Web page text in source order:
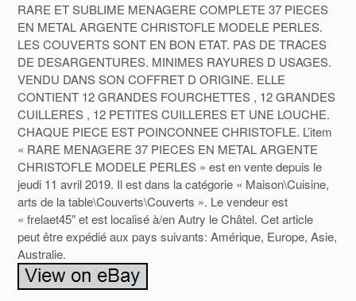
RARE ET SUBLIME MENAGERE COMPLETE 37 PIECES
EN METAL ARGENTE CHRISTOFLE MODELE PERLES.
LES COUVERTS SONT EN BON ETAT. PAS DE TRACES
DE DESARGENTURES. MINIMES RAYURES D USAGES.
VENDU DANS SON COFFRET D ORIGINE. ELLE
CONTIENT 12 GRANDES FOURCHETTES , 12 GRANDES
CUILLERES , 12 PETITES CUILLERES ET UNE LOUCHE.
CHAQUE PIECE EST POINCONNEE CHRISTOFLE. L’item
« RARE MENAGERE 37 PIECES EN METAL ARGENTE
CHRISTOFLE MODELE PERLES » est en vente depuis le
jeudi 11 avril 2019. Il est dans la catégorie « Maison\Cuisine,
arts de la table\Couverts\Couverts ». Le vendeur est
« frelaet45″ et est localisé à/en Autry le Châtel. Cet article
peut être expédié aux pays suivants: Amérique, Europe, Asie,
Australie.